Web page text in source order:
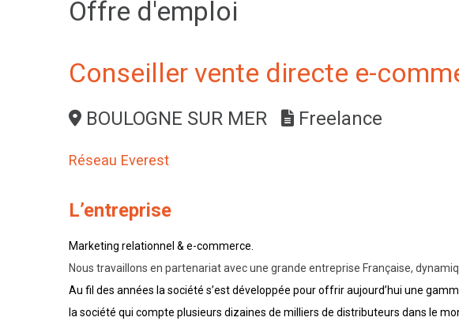
Offre d'emploi
Conseiller vente directe e-
BOULOGNE SUR MER Freelance
Réseau Everest
L’entreprise
Marketing relationnel & e-commerce.
Nous travaillons en partenariat avec une grande entreprise Française,
Au fil des années la société s’est développée pour offrir aujourd’hui une
la société qui compte plusieurs dizaines de milliers de distributeurs dans le